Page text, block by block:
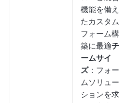
機能を備え
たカスタム
フォーム構
築に最適チ
ームサイ
ズ：フォー
ムソリュー
ションを求